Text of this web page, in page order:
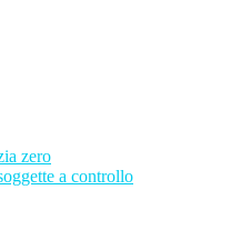
zero
a controllo